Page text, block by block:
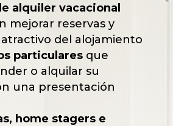
alquiler vacacional
mejorar reservas y
del alojamiento
particularesque
o alquilar su
una presentación
home stagers e